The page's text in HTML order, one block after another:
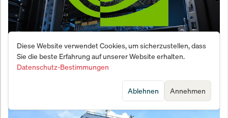
Nvidia schnürt 750-Milliarden-Dollar-Deals und
Diese Website verwendet Cookies, um sicherzustellen, dass
Sie die beste Erfahrung auf unserer Website erhalten.
Datenschutz-Bestimmungen
Annehmen
Ablehnen